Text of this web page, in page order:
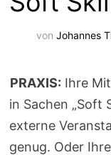
vonJohannes
PRAXIS: Ihre
in Sachen „Soft
externe
genug. Oder